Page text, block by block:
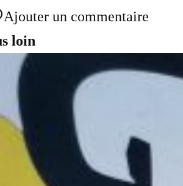
Ajouter un commentaire
loin